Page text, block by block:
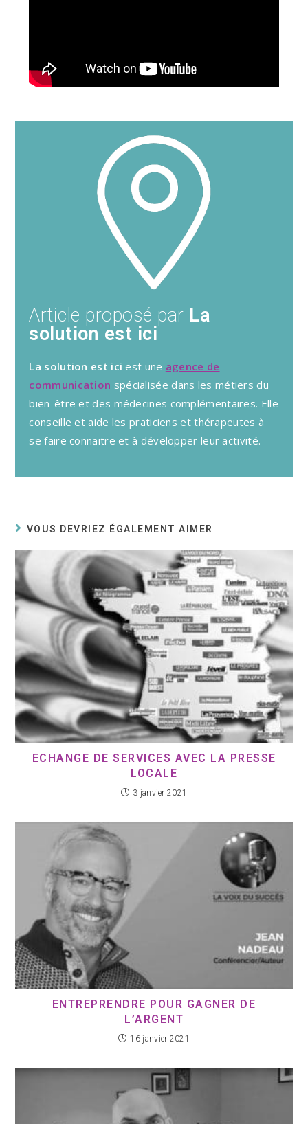
Article proposé par La
solution est ici
La solution est ici est une agence de
communication spécialisée dans les métiers du
bien-être et des médecines complémentaires. Elle
conseille et aide les praticiens et thérapeutes à
se faire connaitre et à développer leur activité.
VOUS DEVRIEZ ÉGALEMENT AIMER
ECHANGE DE SERVICES AVEC LA PRESSE
LOCALE
3 janvier 2021
ENTREPRENDRE POUR GAGNER DE
L’ARGENT
16 janvier 2021